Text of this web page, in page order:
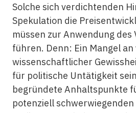
Solche sich verdichtenden
Spekulation die
müssen zur Anwendung
führen. Denn: Ein Mangel
wissenschaftlicher
für politische Untätigkeit
begründete Anhaltspunkte
potenziell